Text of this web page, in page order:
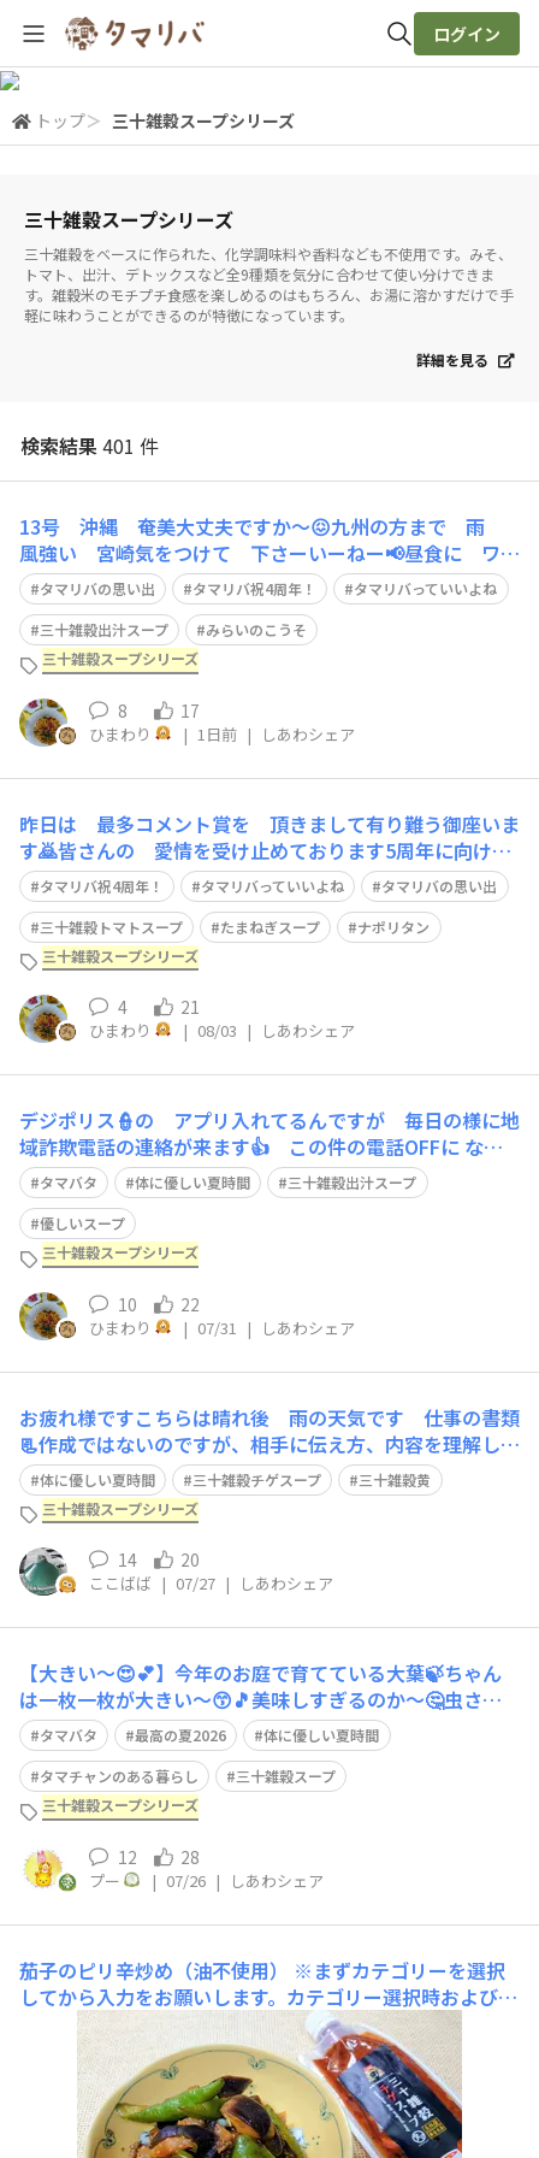
ログイン
トップ＞ 三十雑穀スープシリーズ
三十雑穀スープシリーズ
三十雑穀をベースに作られた、化学調味料や香料なども不使用です。みそ、
トマト、出汁、デトックスなど全9種類を気分に合わせて使い分けできま
す。雑穀米のモチプチ食感を楽しめるのはもちろん、お湯に溶かすだけで手
軽に味わうことができるのが特徴になっています。
詳細を見る
検索結果401 件
13号 沖縄 奄美大丈夫ですか〜😖九州の方まで 雨
風強い 宮崎気をつけて 下さーいーねー📢昼食に ワン
プレートを·····❖三十雑穀黒にひじきを入れて炊き ゴ
ボウおかかをまぶす❖三十雑穀出汁スープにブロッコリー
🥦とっても 便利 お湯入れるだけ😋❖サラダは 水キ
ムチ用の野菜を半分みらいのこうそ小１ふ
タマリバの思い出 タマリバ祝4周年！
タマリバっていいよね
三十雑穀出汁スープ
みらいのこうそ
三十雑穀スープシリーズ
8 17
ひまわり | 1日前 | しあわシェア
昨日は 最多コメント賞を 頂きまして有り難う御座いま
す🙇皆さんの 愛情を受け止めております5周年に向け
て 頑張ろうとアクセルを踏みます😊久々に ナポリタ
ンを作りました一皿 半量（50g）野菜と魚肉ソーセー
ジ これが いつもの定番●材料…スパゲティ 魚肉ソー
セージしめじ 人参🥕 乾燥玉ねぎ ピーマン🫑
タマリバ祝4周年！ タマリバっていいよね
タマリバの思い出
三十雑穀トマトスープ
たまねぎスープ
ナポリタン
三十雑穀スープシリーズ
4 21
ひまわり | 08/03 | しあわシェア
デジポリス👮の アプリ入れてるんですが 毎日の様に地
域詐欺電話の連絡が来ます👍 この件の電話OFFに なっ
ているので安心ですが 嫌ですね😥胃に優しい スープ
を作ります三十雑穀出汁スープと野菜のみの味付け後は
ひとつ ひとつのものの 持ってる旨みと片栗粉でトロミ
をつけ優しくします😊このスープは 二日酔
タマバタ 体に優しい夏時間
三十雑穀出汁スープ
優しいスープ
三十雑穀スープシリーズ
10 22
ひまわり | 07/31 | しあわシェア
お疲れ様ですこちらは晴れ後 雨の天気です 仕事の書類
📃作成ではないのですが、相手に伝え方、内容を理解して
もらう為の書き方 壁にぶち当たりました💦もう一度 見
直して 作成のし直しです ←内容は秘密にしますね😁
頭を使うと 白い髪の毛が増えます 私だけかしら?!今日
は お財布の紐をしっかり 締めました 冷
体に優しい夏時間 三十雑穀チゲスープ
三十雑穀黄
三十雑穀スープシリーズ
14 20
ここばば | 07/27 | しあわシェア
【大きい〜😍💕】​今年のお庭で育てている大葉🍃ちゃん
は一枚一枚が大きい〜😙🎵美味しすぎるのか〜🤔虫さん
やいも虫🐛さんの食堂にもなっていましたが〜🤭食べ放
題〜🤭💕にしておきますか〜😁🎵その収穫後1分以内の大
葉🍃ちゃんを使って“キムチサラダ🥗そば”にしました〜
🥰💕んん〜😋🎶大葉ちゃんの良い香りがお部屋の
タマバタ 最高の夏2026
体に優しい夏時間
タマチャンのある暮らし
三十雑穀スープ
三十雑穀スープシリーズ
12 28
プー | 07/26 | しあわシェア
茄子のピリ辛炒め（油不使用）
※まずカテゴリーを選択
してから入力をお願いします。カテゴリー選択時および変
更時に入力内容が消える場合がございます。油なじみのよ
い茄子のおかずを三十雑穀チゲスープで油不使用で作って
みました。 ■材料・分量（約2人分）レシピの味が再現で
きるよう、材料（食材や調味料）とその分量を書いてくだ